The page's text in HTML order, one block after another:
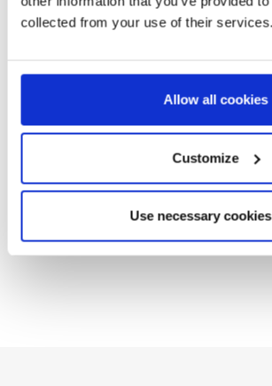
collected from your use of their services.
Allow all cookies
Customize
Use necessary
2900002275
STITCH
Ref: 2100005060